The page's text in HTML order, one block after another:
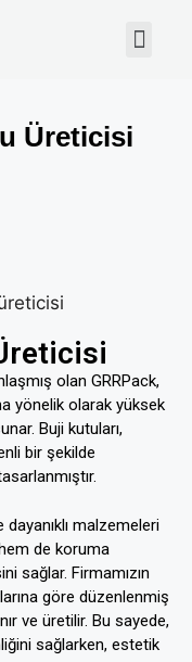
Üreticisi
olan GRRPack,
yönelik olarak yüksek
Buji kutuları,
bir şekilde
malzemeleri
de koruma
sağlar. Firmamızın
göre düzenlenmiş
ve üretilir. Bu sayede,
sağlarken, estetik